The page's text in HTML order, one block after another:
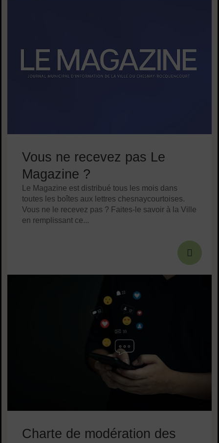
Vous ne recevez pas Le
Magazine ?
Le Magazine est distribué tous les mois dans
toutes les boîtes aux lettres chesnaycourtoises.
Vous ne le recevez pas ? Faites-le savoir à la Ville
en remplissant ce...
Charte de modération des